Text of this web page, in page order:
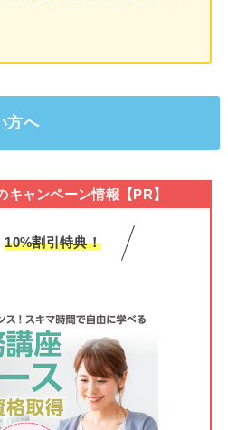
方へ
キャンペーン情報【PR】
10%割引特典！